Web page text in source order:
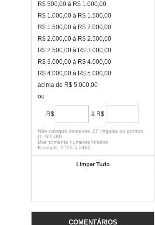
R$ 500,00 à R$ 1.000,00
R$ 1.000,00 à R$ 1.500,00
R$ 1.500,00 à R$ 2.000,00
R$ 2.000,00 à R$ 2.500,00
R$ 2.500,00 à R$ 3.000,00
R$ 3.000,00 à R$ 4.000,00
R$ 4.000,00 à R$ 5.000,00
acima de R$ 5.000,00
ou
R$ à R$
Não coloque centavos ,00 virgulas ou pontos
(1.769,00)
Use somente numeros inteiros
Exemplo: 1769 à 2480
Limpar Tudo
COMENTÁRIOS